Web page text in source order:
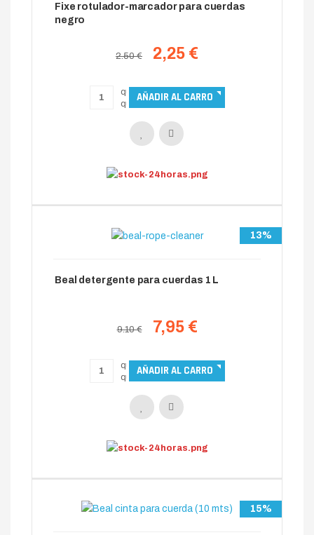
Fixe rotulador-marcador para cuerdas
negro
2.50 € 2,25 €
13%
Beal detergente para cuerdas 1 L
9.10 € 7,95 €
15%